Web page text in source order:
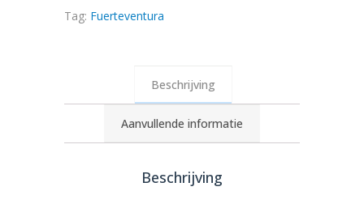
Tag: Fuerteventura
Beschrijving
Aanvullende informatie
Beschrijving